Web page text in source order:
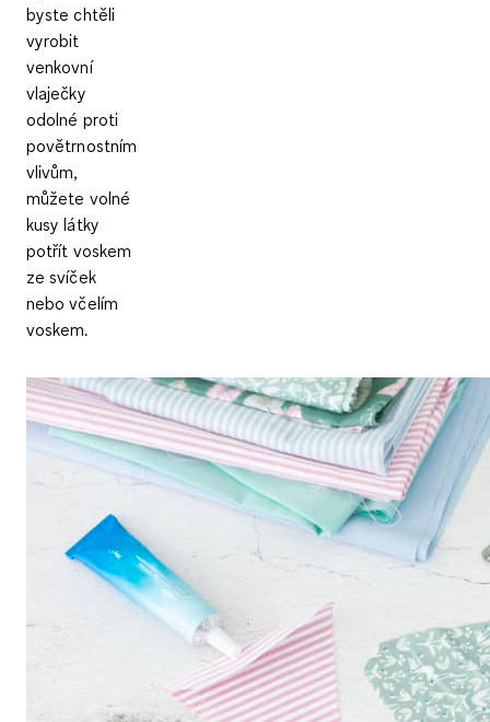
byste chtěli
vyrobit
venkovní
vlaječky
odolné proti
povětrnostním
vlivům,
můžete volné
kusy látky
potřít voskem
ze svíček
nebo včelím
voskem.